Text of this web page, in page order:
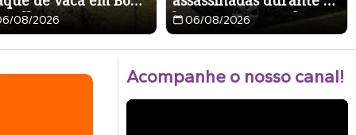
08/2026 horas em Pernambuco
06/08/2026
Acompanhe o nosso canal!